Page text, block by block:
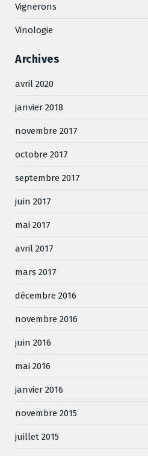
Vignerons
Vinologie
Archives
avril 2020
janvier 2018
novembre 2017
octobre 2017
septembre 2017
juin 2017
mai 2017
avril 2017
mars 2017
décembre 2016
novembre 2016
juin 2016
mai 2016
janvier 2016
novembre 2015
juillet 2015